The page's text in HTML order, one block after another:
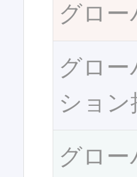
グロ
グロ
ション
グロ